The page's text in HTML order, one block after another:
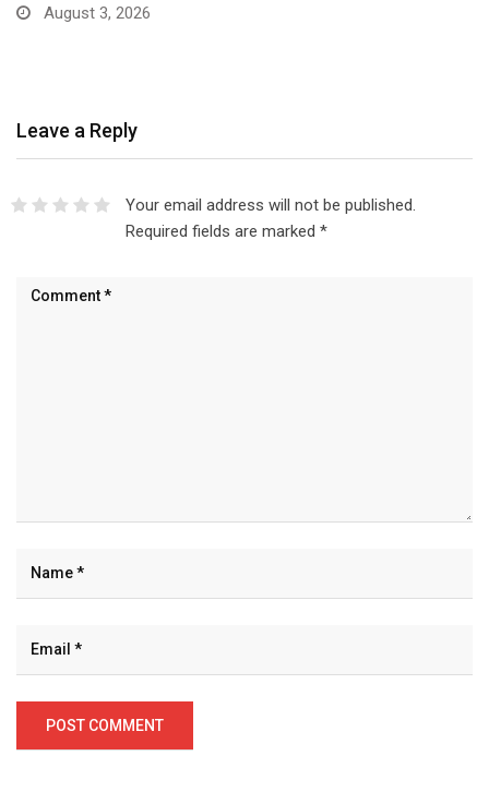
August 3, 2026
Leave a Reply
Your email address will not be published.
Required fields are marked *